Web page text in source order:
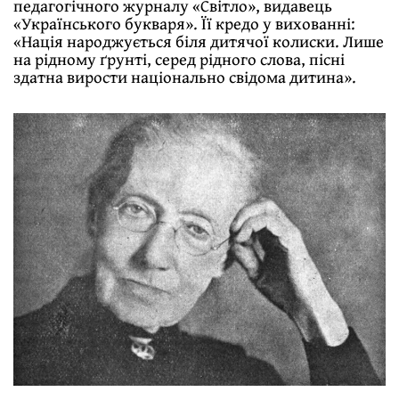
педагогічного журналу «Світло», видавець
«Українського букваря». Її кредо у вихованні:
«Нація народжується біля дитячої колиски. Лише
на рідному ґрунті, серед рідного слова, пісні
здатна вирости національно свідома дитина».